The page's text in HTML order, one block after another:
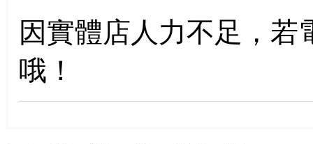
因實體店人力不足，
哦！